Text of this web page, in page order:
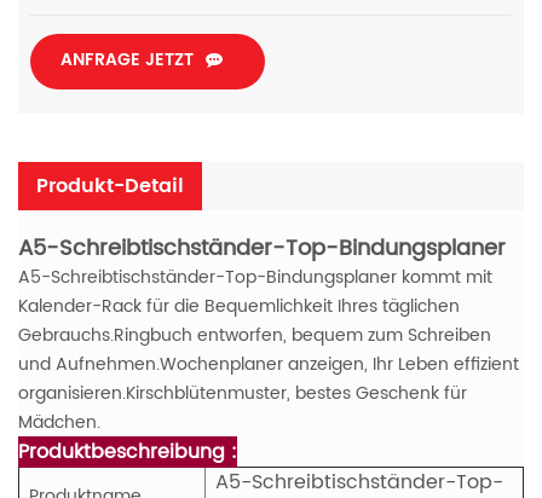
ANFRAGE JETZT
Produkt-Detail
A5-Schreibtischständer-Top-Bindungsplaner
A5-Schreibtischständer-Top-Bindungsplaner kommt mit
Kalender-Rack für die Bequemlichkeit Ihres täglichen
Gebrauchs.Ringbuch entworfen, bequem zum Schreiben
und Aufnehmen.Wochenplaner anzeigen, Ihr Leben effizient
organisieren.Kirschblütenmuster, bestes Geschenk für
Mädchen.
Produktbeschreibung :
A5-Schreibtischständer-Top-